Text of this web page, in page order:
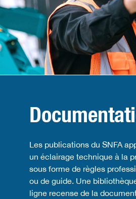
Les publications du SNFA
un éclairage technique à la
sous forme de règles
ou de guide. Une
ligne recense de la